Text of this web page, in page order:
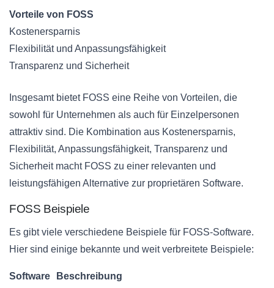
Vorteile von FOSS
Kostenersparnis
Flexibilität und Anpassungsfähigkeit
Transparenz und Sicherheit
Insgesamt bietet FOSS eine Reihe von Vorteilen, die
sowohl für Unternehmen als auch für Einzelpersonen
attraktiv sind. Die Kombination aus Kostenersparnis,
Flexibilität, Anpassungsfähigkeit, Transparenz und
Sicherheit macht FOSS zu einer relevanten und
leistungsfähigen Alternative zur proprietären Software.
FOSS Beispiele
Es gibt viele verschiedene Beispiele für FOSS-Software.
Hier sind einige bekannte und weit verbreitete Beispiele:
Software Beschreibung